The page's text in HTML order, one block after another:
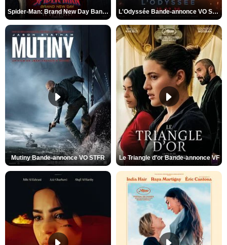
Spider-Man: Brand New Day Bande-annonce VO STFR L'Odyssée Bande-annonce VO STFR
Mutiny Bande-annonce VO STFR Le Triangle d'or Bande-annonce VF